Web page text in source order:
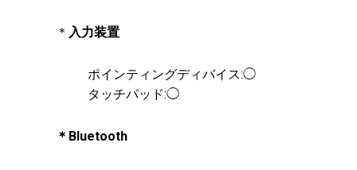
＊ 入力装置
ポインティングディバイス:◯
タッチパッド:◯
＊Bluetooth